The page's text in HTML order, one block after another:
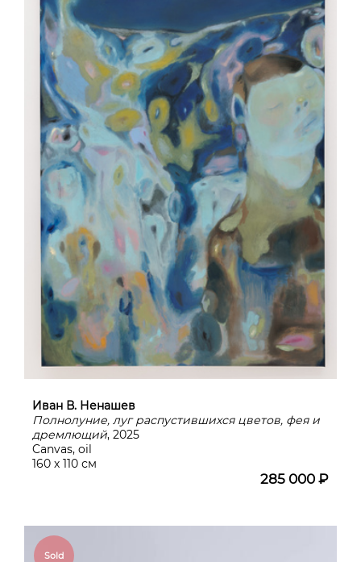
Иван В. Ненашев
Полнолуние, луг распустившихся цветов, фея и
дремлющий, 2025
Canvas, oil
160 х 110 см
285 000 ₽
Sold